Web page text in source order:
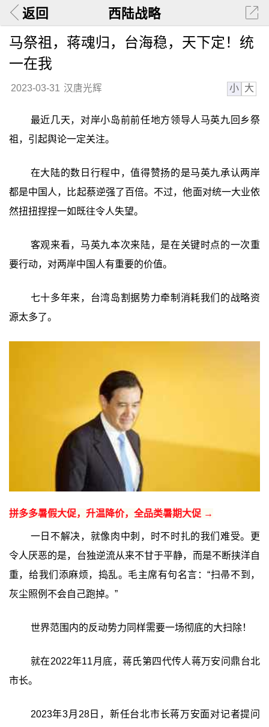
返回 西陆战略
马祭祖，蒋魂归，台海稳，天下定！统
一在我
2023-03-31 汉唐光辉 小 大
最近几天，对岸小岛前前任地方领导人马英九回乡祭
祖，引起舆论一定关注。
在大陆的数日行程中，值得赞扬的是马英九承认两岸
都是中国人，比起蔡逆强了百倍。不过，他面对统一大业依
然扭扭捏捏一如既往令人失望。
客观来看，马英九本次来陆，是在关键时点的一次重
要行动，对两岸中国人有重要的价值。
七十多年来，台湾岛割据势力牵制消耗我们的战略资
源太多了。
拼多多暑假大促，升温降价，全品类暑期大促 →
一日不解决，就像肉中刺，时不时扎的我们难受。更
令人厌恶的是，台独逆流从来不甘于平静，而是不断挟洋自
重，给我们添麻烦，捣乱。毛主席有句名言：“扫帚不到，
灰尘照例不会自己跑掉。”
世界范围内的反动势力同样需要一场彻底的大扫除！
就在2022年11月底，蒋氏第四代传人蒋万安问鼎台北
市长。
2023年3月28日，新任台北市长蒋万安面对记者提问